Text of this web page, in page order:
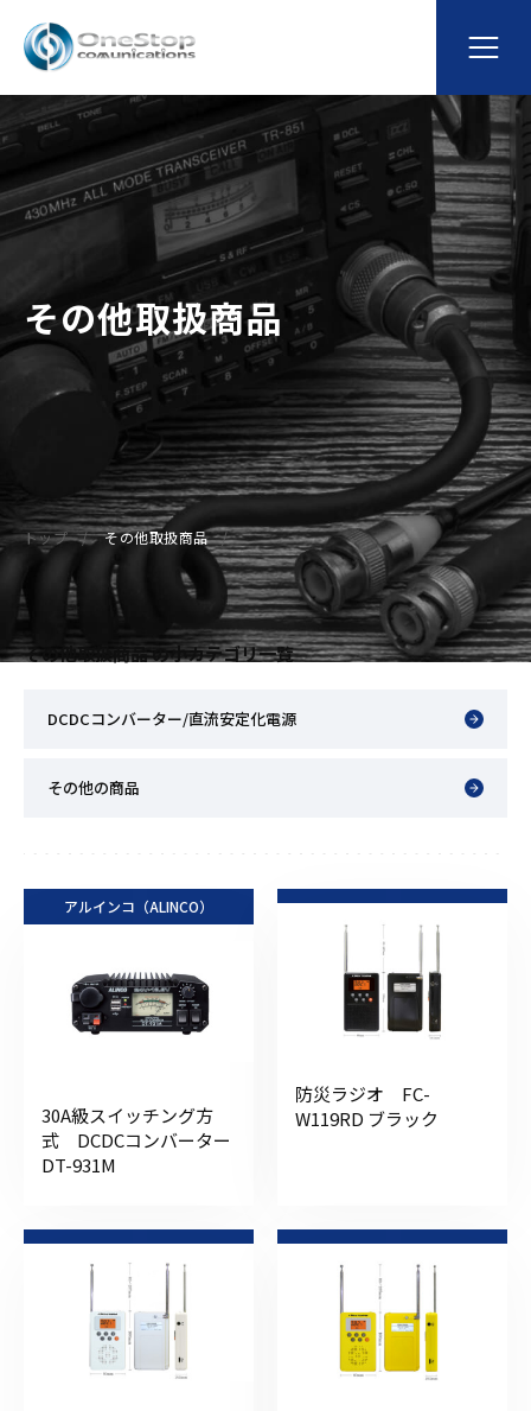
その他取扱商品
トップ その他取扱商品
その他取扱商品 の小カテゴリ一覧
DCDCコンバーター/直流安定化電源
その他の商品
アルインコ（ALINCO）
30A級スイッチング方
式 DCDCコンバーター
DT-931M
防災ラジオ FC-
W119RD ブラック